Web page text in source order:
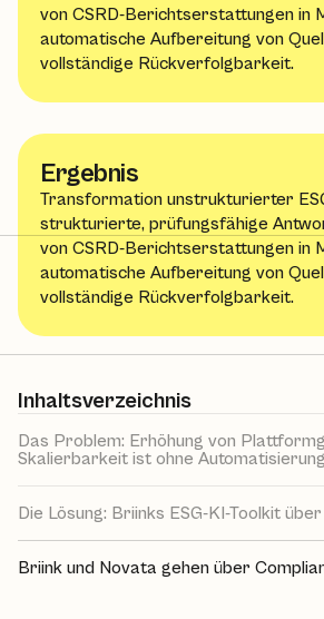
von CSRD-Berichtserstattungen in
automatische Aufbereitung von
vollständige Rückverfolgbarkeit.
Ergebnis
Transformation unstrukturierter
strukturierte, prüfungsfähige
von CSRD-Berichtserstattungen in
automatische Aufbereitung von
vollständige Rückverfolgbarkeit.
Inhaltsverzeichnis
Das Problem: Erhöhung von
Skalierbarkeit ist ohne
Die Lösung: Briinks ESG-KI-Toolkit
Briink und Novata gehen über